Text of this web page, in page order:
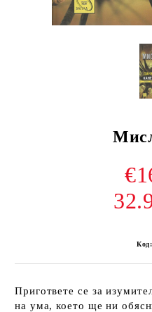
Код:
Пригответе се за
на ума, което ще ни